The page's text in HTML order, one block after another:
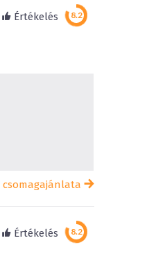
Értékelés
csomagajánlata
Értékelés